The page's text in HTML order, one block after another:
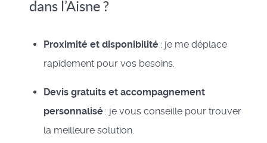
dans l’Aisne ?
Proximité et disponibilité : je me déplace
rapidement pour vos besoins.
Devis gratuits et accompagnement
personnalisé : je vous conseille pour trouver
la meilleure solution.